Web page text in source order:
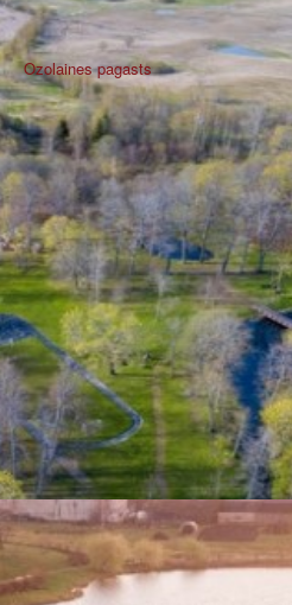
Ozolaines pagasts